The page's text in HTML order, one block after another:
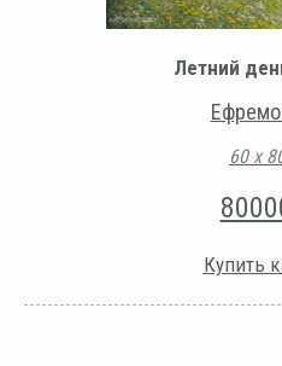
Летний
60 х
Купить